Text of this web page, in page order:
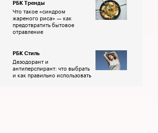
РБК Тренды
Что такое «синдром
жареного риса» — как
предотвратить бытовое
отравление
РБК Стиль
Дезодорант и
антиперспирант: что выбрать
и как правильно использовать